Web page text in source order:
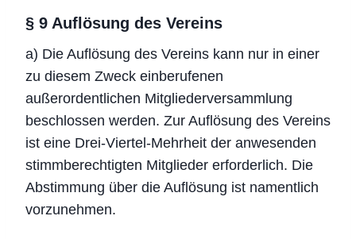
§ 9 Auflösung des Vereins
a) Die Auflösung des Vereins kann nur in einer
zu diesem Zweck einberufenen
außerordentlichen Mitgliederversammlung
beschlossen werden. Zur Auflösung des Vereins
ist eine Drei-Viertel-Mehrheit der anwesenden
stimmberechtigten Mitglieder erforderlich. Die
Abstimmung über die Auflösung ist namentlich
vorzunehmen.